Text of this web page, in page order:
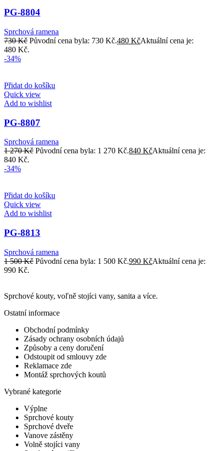
PG-8804
Sprchová ramena
730Kč Původní cena byla: 730 Kč.480 KčAktuální cena je:
480 Kč.
-34%
Přidat do košíku
Quick view
Add to wishlist
PG-8807
Sprchová ramena
1 270Kč Původní cena byla: 1 270 Kč.840 KčAktuální cena je:
840 Kč.
-34%
Přidat do košíku
Quick view
Add to wishlist
PG-8813
Sprchová ramena
1 500Kč Původní cena byla: 1 500 Kč.990 KčAktuální cena je:
990 Kč.
Sprchové kouty, voľně stojíci vany, sanita a více.
Ostatní informace
Obchodní podmínky
Zásady ochrany osobních údajů
Způsoby a ceny doručení
Odstoupit od smlouvy zde
Reklamace zde
Montáž sprchových koutů
Vybrané kategorie
Výplne
Sprchové kouty
Sprchové dveře
Vanove zástěny
Volně stojíci vany